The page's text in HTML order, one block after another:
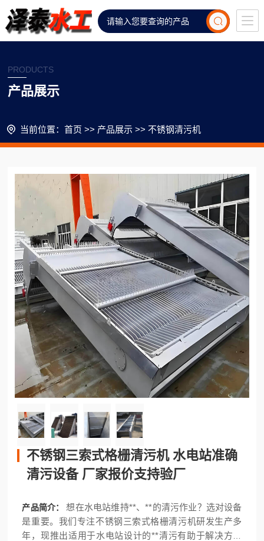
PRODUCTS
产品展示
当前位置： 首页 >> 产品展示 >> 不锈钢清污机
不锈钢三索式格栅清污机 水电站准确
清污设备 厂家报价支持验厂
产品简介：
想在水电站维持**、**的清污作业？选对设备
是重要。我们专注不锈钢三索式格栅清污机研发生产多
年，现推出适用于水电站设计的**清污有助于解决方案